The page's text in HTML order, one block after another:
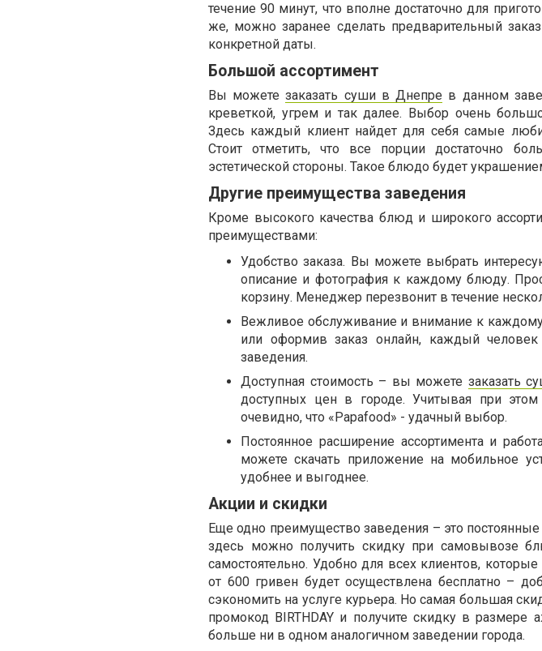
течение 90 минут, что вполне достаточно для
же, можно заранее сделать предварительный
конкретной даты.
Большой ассортимент
Вы можетезаказать суши в Днепре в данном
креветкой, угрем и так далее. Выбор очень
Здесь каждый клиент найдет для себя самые
Стоит отметить, что все порции достаточно
эстетической стороны. Такое блюдо будет
Другие преимущества заведения
Кроме высокого качества блюд и широкого
преимуществами:
Удобство заказа. Вы можете выбрать
описание и фотография к каждому блюду.
корзину. Менеджер перезвонит в течение
Вежливое обслуживание и внимание к
или оформив заказ онлайн, каждый человек
заведения.
Доступная стоимость – вы можете заказать
доступных цен в городе. Учитывая при этом
очевидно, что «Papafood» - удачный выбор.
Постоянное расширение ассортимента и
можете скачать приложение на мобильное
удобнее и выгоднее.
Акции и скидки
Еще одно преимущество заведения – это
здесь можно получить скидку при самовывозе
самостоятельно. Удобно для всех клиентов,
от 600 гривен будет осуществлена бесплатно –
сэкономить на услуге курьера. Но самая большая
промокод BIRTHDAY и получите скидку в размере
больше ни в одном аналогичном заведении города.